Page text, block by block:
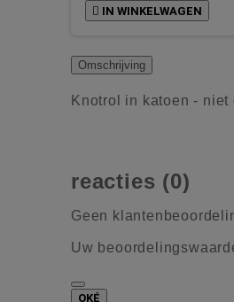
 IN WINKELWAGEN
Omschrijving
Knotrol in katoen - niet
reacties (0)
Geen
Uw
OKÉ